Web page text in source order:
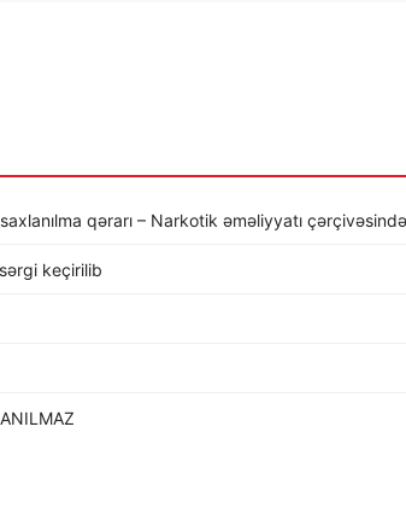
qərarı – Narkotik əməliyyatı çərçivəsində
keçirilib